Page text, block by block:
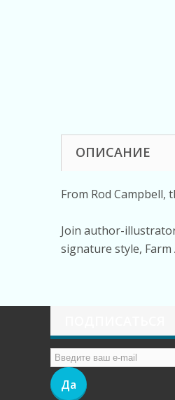
ОПИСАНИЕ
From Rod
Join author-
signature style,
Да